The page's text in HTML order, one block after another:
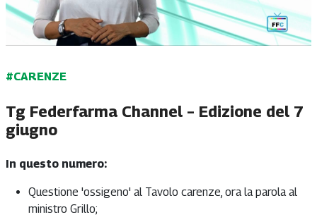
#CARENZE
Tg Federfarma Channel – Edizione del 7
giugno
In questo numero:
Questione 'ossigeno' al Tavolo carenze, ora la parola al
ministro Grillo;